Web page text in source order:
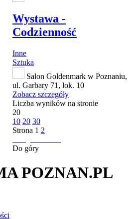
Wystawa -
Codzienność
Inne
Sztuka
Salon Goldenmark w Poznaniu,
ul. Garbary 71, lok. 10
Zobacz szczegóły
Liczba wyników na stronie
20
10 20 30
Strona 1 2
Do góry
POZNAN.PL